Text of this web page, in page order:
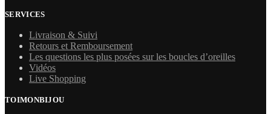
SERVICES
Livraison & Suivi
Retours et Remboursement
Les questions les plus posées sur les boucles d’oreilles
Vidéos
Live Shopping
TOIMONBIJOU